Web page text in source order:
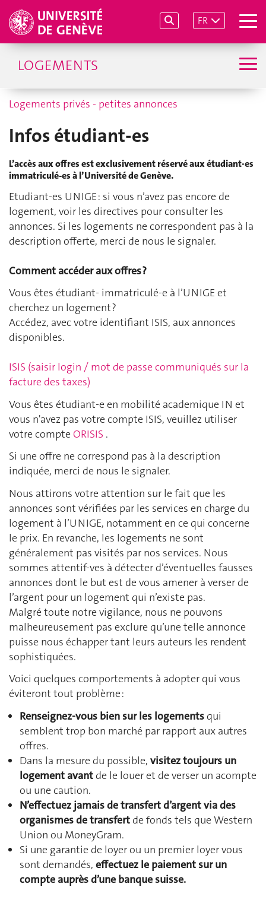
FR
LOGEMENTS
Logements privés - petites annonces
Infos étudiant-es
L’accès aux offres est exclusivement réservé aux étudiant·es
immatriculé-es à l’Université de Genève.
Etudiant-es UNIGE : si vous n’avez pas encore de
logement, voir les directives pour consulter les
annonces. Si les logements ne correspondent pas à la
description offerte, merci de nous le signaler.
Comment accéder aux offres ?
Vous êtes étudiant- immatriculé-e à l’UNIGE et
cherchez un logement ?
Accédez, avec votre identifiant ISIS, aux annonces
disponibles.
ISIS (saisir login / mot de passe communiqués sur la
facture des taxes)
Vous êtes étudiant-e en mobilité academique IN et
vous n'avez pas votre compte ISIS, veuillez utiliser
votre compte ORISIS .
Si une offre ne correspond pas à la description
indiquée, merci de nous le signaler.
Nous attirons votre attention sur le fait que les
annonces sont vérifiées par les services en charge du
logement à l’UNIGE, notamment en ce qui concerne
le prix. En revanche, les logements ne sont
généralement pas visités par nos services. Nous
sommes attentif-ves à détecter d’éventuelles fausses
annonces dont le but est de vous amener à verser de
l’argent pour un logement qui n’existe pas.
Malgré toute notre vigilance, nous ne pouvons
malheureusement pas exclure qu’une telle annonce
puisse nous échapper tant leurs auteurs les rendent
sophistiquées.
Voici quelques comportements à adopter qui vous
éviteront tout problème :
Renseignez-vous bien sur les logements qui
semblent trop bon marché par rapport aux autres
offres.
Dans la mesure du possible, visitez toujours un
logement avant de le loueret de verser un acompte
ou une caution.
N’effectuez jamais de transfert d’argent via des
organismes de transfert de fonds tels que Western
Union ou MoneyGram.
Si une garantie de loyer ou un premier loyer vous
sont demandés, effectuez le paiement sur un
compte auprès d’une banque suisse.